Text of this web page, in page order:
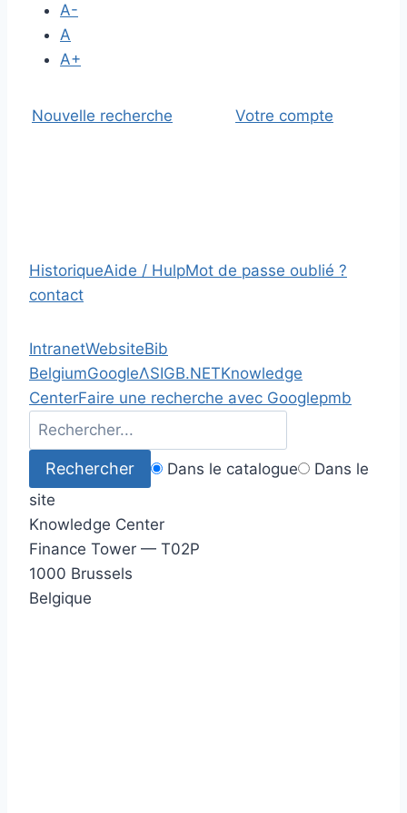
A-
A
A+
Nouvelle recherche Votre compte
HistoriqueAide / HulpMot de passe oublié ?
contact
IntranetWebsiteBib
BelgiumGoogleΛSIGB.NETKnowledge
CenterFaire une recherche avec Googlepmb
Dans le catalogue
Dans le
site
Knowledge Center
Finance Tower — T02P
1000 Brussels
Belgique